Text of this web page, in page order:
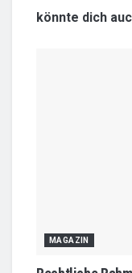
könnte dich
MAGAZIN